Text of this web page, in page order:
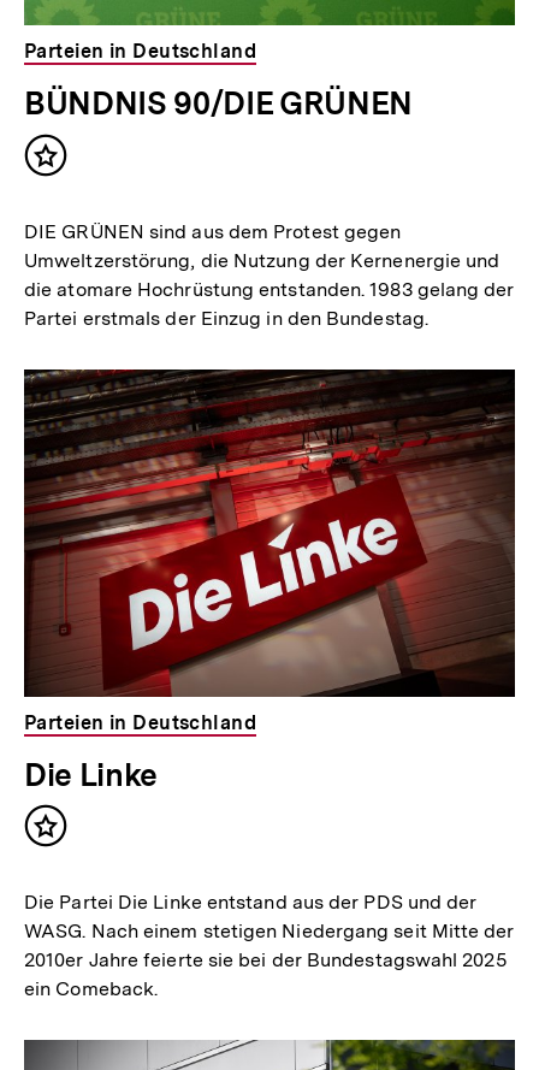
Parteien in Deutschland
BÜNDNIS 90/DIE GRÜNEN
Inhalt
DIE GRÜNEN sind aus dem Protest gegen
Umweltzerstörung, die Nutzung der Kernenergie und
die atomare Hochrüstung entstanden. 1983 gelang der
Partei erstmals der Einzug in den Bundestag.
Parteien in Deutschland
Die Linke
Inhalt
Die Partei Die Linke entstand aus der PDS und der
WASG. Nach einem stetigen Niedergang seit Mitte der
2010er Jahre feierte sie bei der Bundestagswahl 2025
ein Comeback.